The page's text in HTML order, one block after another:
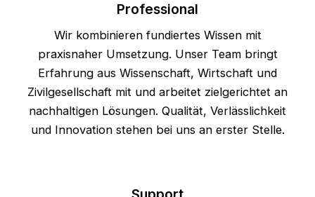
Professional
Wir kombinieren fundiertes Wissen mit
praxisnaher Umsetzung. Unser Team bringt
Erfahrung aus Wissenschaft, Wirtschaft und
Zivilgesellschaft mit und arbeitet zielgerichtet an
nachhaltigen Lösungen. Qualität, Verlässlichkeit
und Innovation stehen bei uns an erster Stelle.